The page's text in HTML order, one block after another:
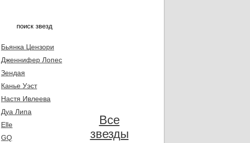
Бьянка Цензори
Дженнифер Лопес
Зендая
Канье Уэст
Настя Ивлеева
Дуа Липа
Elle
GQ
Все
звезды